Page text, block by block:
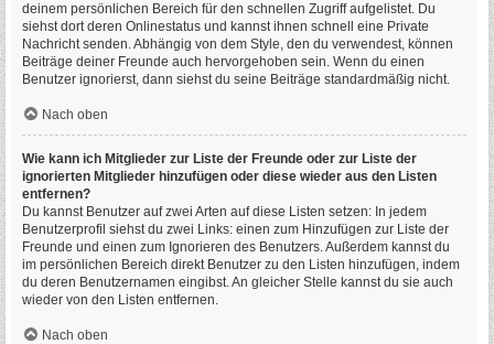
deinem persönlichen Bereich für den schnellen Zugriff aufgelistet. Du
siehst dort deren Onlinestatus und kannst ihnen schnell eine Private
Nachricht senden. Abhängig von dem Style, den du verwendest, können
Beiträge deiner Freunde auch hervorgehoben sein. Wenn du einen
Benutzer ignorierst, dann siehst du seine Beiträge standardmäßig nicht.
Nach oben
Wie kann ich Mitglieder zur Liste der Freunde oder zur Liste der
ignorierten Mitglieder hinzufügen oder diese wieder aus den Listen
entfernen?
Du kannst Benutzer auf zwei Arten auf diese Listen setzen: In jedem
Benutzerprofil siehst du zwei Links: einen zum Hinzufügen zur Liste der
Freunde und einen zum Ignorieren des Benutzers. Außerdem kannst du
im persönlichen Bereich direkt Benutzer zu den Listen hinzufügen, indem
du deren Benutzernamen eingibst. An gleicher Stelle kannst du sie auch
wieder von den Listen entfernen.
Nach oben